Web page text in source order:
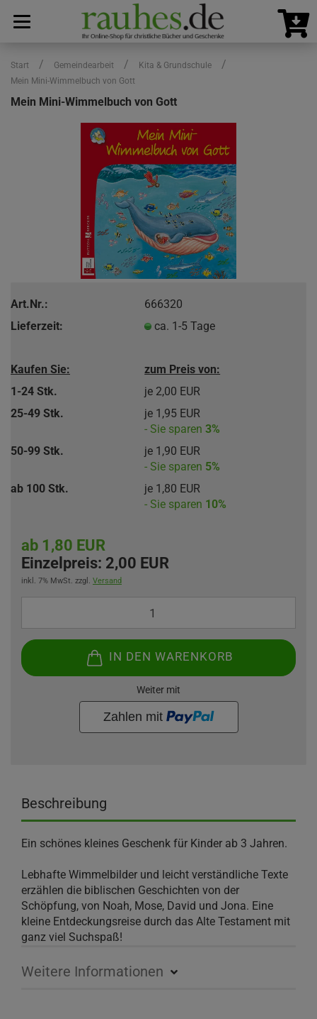
Start / Gemeindearbeit / Kita & Grundschule /
Mein Mini-Wimmelbuch von Gott
Mein Mini-Wimmelbuch von Gott
Art.Nr.:
666320
Lieferzeit:
ca. 1-5 Tage
Kaufen Sie:
zum Preis von:
1-24 Stk.
je 2,00 EUR
25-49 Stk.
je 1,95 EUR
- Sie sparen3%
50-99 Stk.
je 1,90 EUR
- Sie sparen 5%
ab 100 Stk.
je 1,80 EUR
- Sie sparen 10%
ab 1,80 EUR
Einzelpreis: 2,00 EUR
inkl. 7% MwSt. zzgl. Versand
IN DEN WARENKORB
Weiter mit
Beschreibung
Ein schönes kleines Geschenk für Kinder ab 3 Jahren.
Lebhafte Wimmelbilder und leicht verständliche Texte
erzählen die biblischen Geschichten von der
Schöpfung, von Noah, Mose, David und Jona. Eine
kleine Entdeckungsreise durch das Alte Testament mit
ganz viel Suchspaß!
Weitere Informationen